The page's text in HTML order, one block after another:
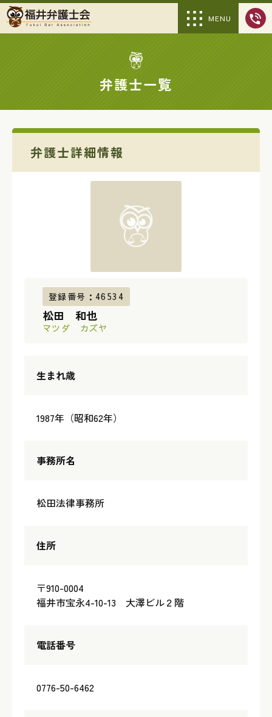
MENU
弁護士一覧
弁護士詳細情報
松田 和也
マツダ カズヤ
登録番号：46534
生まれ歳
1987年（昭和62年）
事務所名
松田法律事務所
住所
〒910-0004
福井市宝永4-10-13 大澤ビル２階
電話番号
0776-50-6462